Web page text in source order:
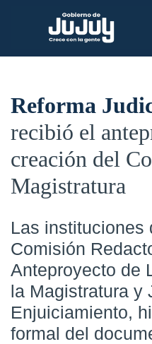
Reforma
recibió el
creación del
Magistratura
Las instituciones
Comisión
Anteproyecto de
la Magistratura y
Enjuiciamiento,
formal del